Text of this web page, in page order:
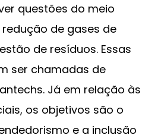
questões do meio
de gases de
de resíduos. Essas
ser chamadas de
Já em relação às
os objetivos são o
e a inclusão